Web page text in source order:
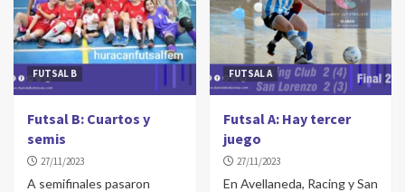
FUTSAL B
Futsal B: Cuartos y
semis
27/11/2023
A semifinales pasaron
FUTSAL A
Futsal A: Hay tercer
juego
27/11/2023
En Avellaneda, Racing y San